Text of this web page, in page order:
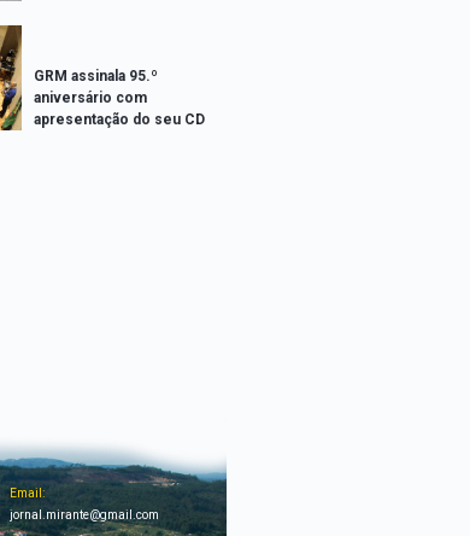
GRM assinala 95.º
aniversário com
apresentação do seu CD
Email:
jornal.mirante@gmail.com